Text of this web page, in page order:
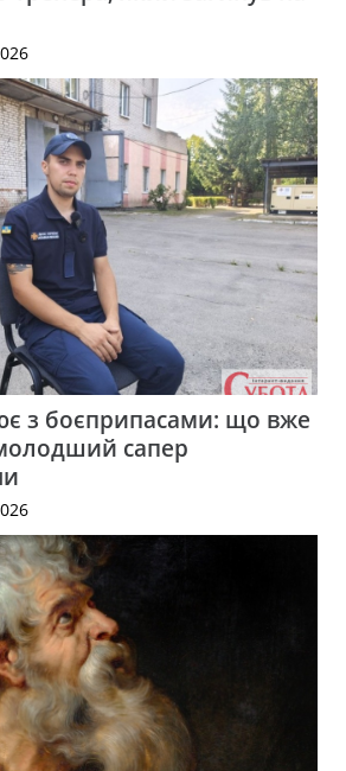
з боєприпасами: що вже
сапер